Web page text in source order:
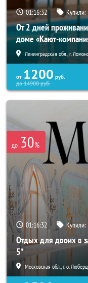
01:16:30 Купили:
От 2 дней
доме «Кают-
Ленинградская обл., г.
от 1200 руб.
до14900руб.
до 30%
01:16:30 Купили:
Отдых для двоих в
5*
Московская обл., г. о.